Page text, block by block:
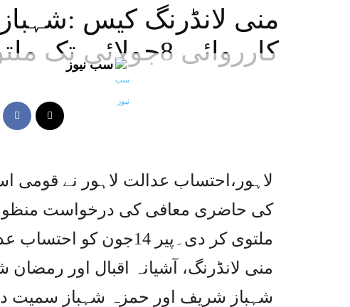
منی لانڈرنگ کیس
کارروائی 8جولائی تک ملتوی
سب نیوز
لاہور،احتساب عدالت لاہور نے قومی
ملتوی کر دی۔پیر
منی لانڈرنگ، آشیانہ اقبال اور
شہباز شریف اور حمزہ شہباز سمیت